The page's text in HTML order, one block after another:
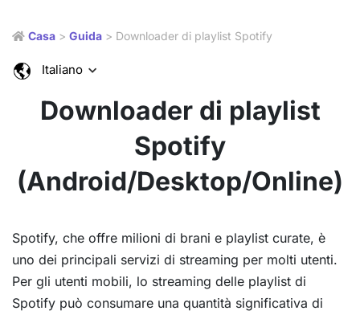
Casa > Guida > Downloader di playlist Spotify
Italiano
Downloader di playlist
Spotify
(Android/Desktop/Online)
Spotify, che offre milioni di brani e playlist curate, è
uno dei principali servizi di streaming per molti utenti.
Per gli utenti mobili, lo streaming delle playlist di
Spotify può consumare una quantità significativa di